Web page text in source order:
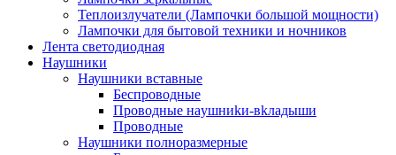
Теплоизлучатели (Лампочки большой мощности)
Лампочки для бытовой техники и ночников
Лента светодиодная
Наушники
Наушники вставные
Беспроводные
Пpoвoдныe нayшниkи-вkлaдыши
Проводные
Наушники полноразмерные